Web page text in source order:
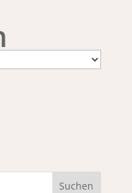
Suchen